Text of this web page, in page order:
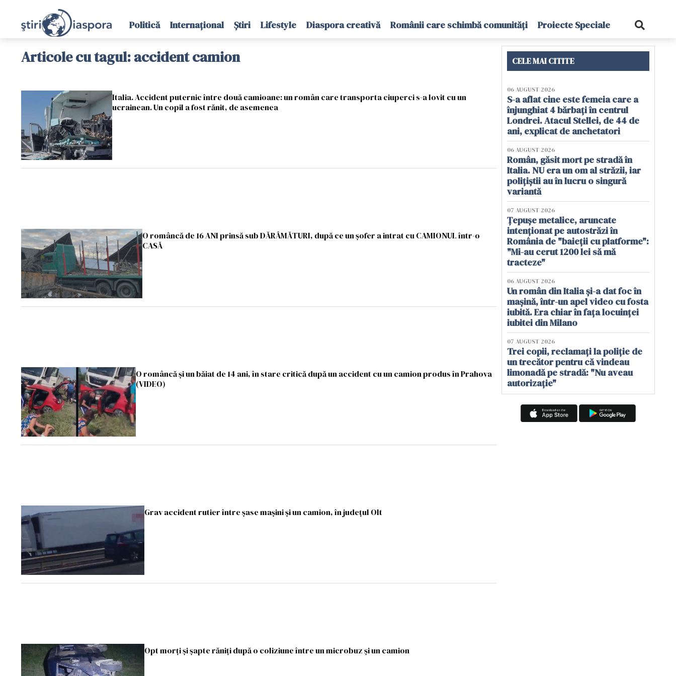
Politică Internațional Știri Lifestyle Diaspora creativă Românii care schimbă comunități Proiecte Speciale
Articole cu tagul: accident camion
Italia. Accident puternic între două camioane: un român care transporta ciuperci s-a lovit cu un
ucrainean. Un copil a fost rănit, de asemenea
O româncă de 16 ANI prinsă sub DĂRÂMĂTURI, după ce un șofer a intrat cu CAMIONUL într-o
CASĂ
O româncă și un băiat de 14 ani, în stare critică după un accident cu un camion produs în Prahova
(VIDEO)
Grav accident rutier între șase mașini și un camion, în județul Olt
Opt morţi şi şapte răniţi după o coliziune între un microbuz şi un camion
CELE MAI CITITE
06 AUGUST 2026
S-a aflat cine este femeia care a
înjunghiat 4 bărbați în centrul
Londrei. Atacul Stellei, de 44 de
ani, explicat de anchetatori
06 AUGUST 2026
Român, găsit mort pe stradă în
Italia. NU era un om al străzii, iar
polițiștii au în lucru o singură
variantă
07 AUGUST 2026
Țepușe metalice, aruncate
intenționat pe autostrăzi în
România de "baieții cu platforme":
"Mi-au cerut 1200 lei să mă
tracteze"
06 AUGUST 2026
Un român din Italia și-a dat foc în
mașină, într-un apel video cu fosta
iubită. Era chiar în fața locuinței
iubitei din Milano
07 AUGUST 2026
Trei copii, reclamați la poliție de
un trecător pentru că vindeau
limonadă pe stradă: "Nu aveau
autorizație"